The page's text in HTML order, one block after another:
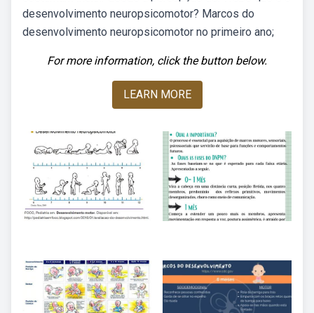
desenvolvimento neuropsicomotor? Marcos do
desenvolvimento neuropsicomotor no primeiro ano;
For more information, click the button below.
LEARN MORE